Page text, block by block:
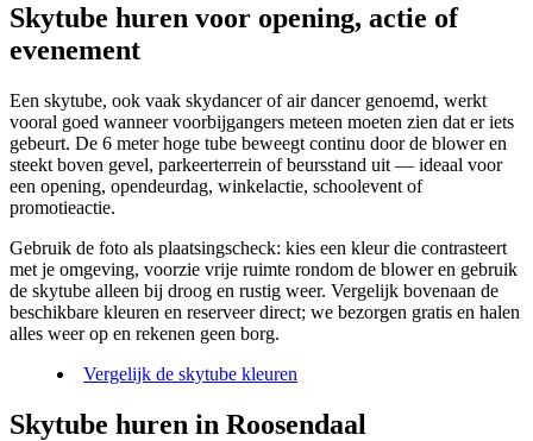
Skytube huren voor opening, actie of
evenement
Een skytube, ook vaak skydancer of air dancer genoemd, werkt
vooral goed wanneer voorbijgangers meteen moeten zien dat er iets
gebeurt. De 6 meter hoge tube beweegt continu door de blower en
steekt boven gevel, parkeerterrein of beursstand uit — ideaal voor
een opening, opendeurdag, winkelactie, schoolevent of
promotieactie.
Gebruik de foto als plaatsingscheck: kies een kleur die contrasteert
met je omgeving, voorzie vrije ruimte rondom de blower en gebruik
de skytube alleen bij droog en rustig weer. Vergelijk bovenaan de
beschikbare kleuren en reserveer direct; we bezorgen gratis en halen
alles weer op en rekenen geen borg.
Vergelijk de skytube kleuren
Skytube huren in Roosendaal